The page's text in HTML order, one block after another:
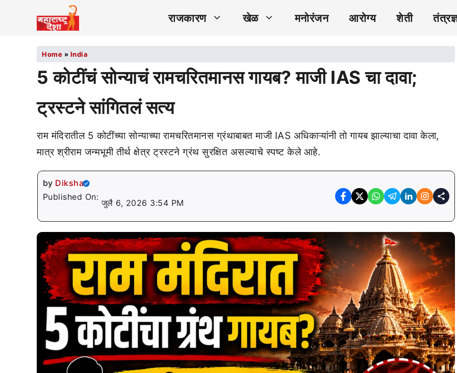
राजकारण खेळ मनोरंजन आरोग्य शेती
Home » India
5 कोटींचं सोन्याचं रामचरितमानस गायब? माजी IAS चा दावा;
ट्रस्टने सांगितलं सत्य
राम मंदिरातील 5 कोटींच्या सोन्याच्या रामचरितमानस ग्रंथाबाबत माजी IAS अधिकाऱ्यांनी तो गायब झाल्याचा दावा केला,
मात्र श्रीराम जन्मभूमी तीर्थ क्षेत्र ट्रस्टने ग्रंथ सुरक्षित असल्याचे स्पष्ट केले आहे.
by Diksha
Published On:
जुलै 6, 2026 3:54 PM